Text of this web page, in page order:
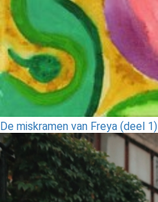
De miskramen van Freya (deel 1)